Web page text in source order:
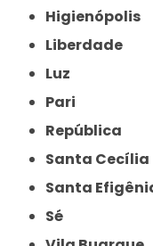
Higienópolis
Liberdade
Luz
Pari
República
Santa Cecília
Santa
Sé